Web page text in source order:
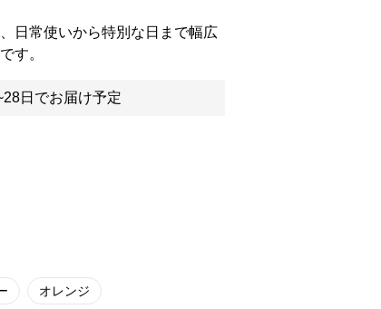
日常使いから特別な日まで幅広
す。
日でお届け予定
オレンジ